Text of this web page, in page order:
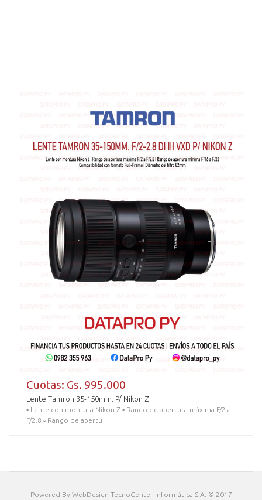
Cuotas: Gs. 995.000
Lente Tamron 35-150mm. P/ Nikon Z
▫️ Lente con montura Nikon Z ▫️ Rango de apertura máxima F/2 a
F/2.8 ▫️ Rango de apertu
Powered By WebDesign TecnoCenter Informática S.A. © 2017